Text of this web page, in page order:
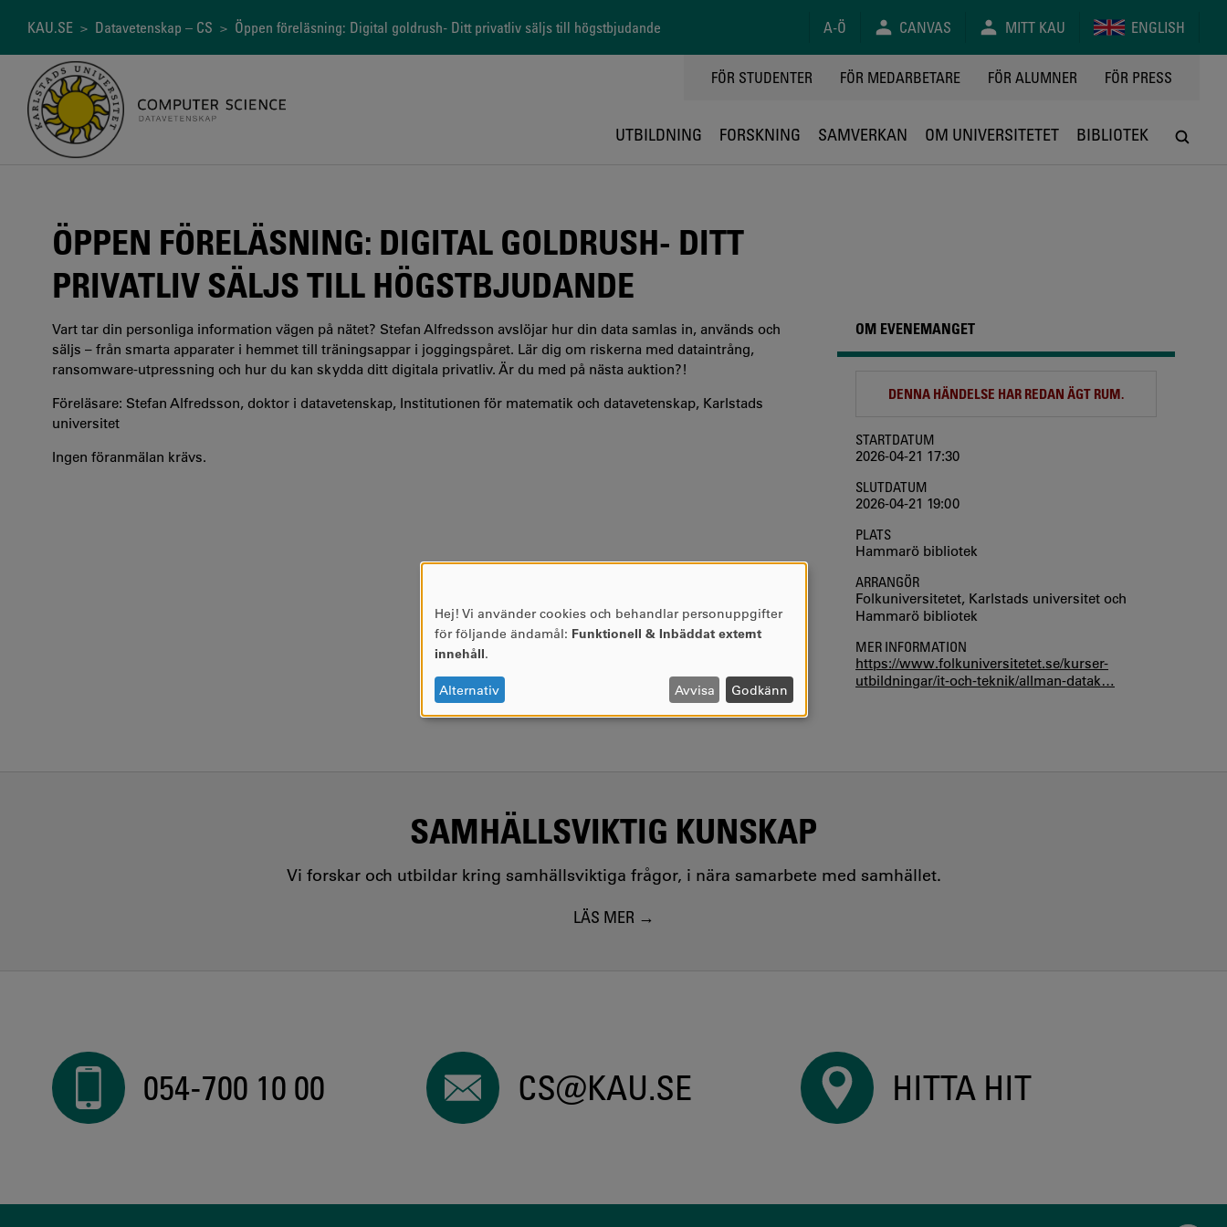
Länkstig
KAU.SE > Datavetenskap – CS > Öppen föreläsning: Digital goldrush- Ditt privatliv säljs till högstbjudande A-Ö CANVAS MITT KAU ENGLISH
TOPPMENY
FÖR STUDENTER FÖR MEDARBETARE FÖR ALUMNER FÖR PRESS
UTBILDNING FORSKNING SAMVERKAN OM UNIVERSITETET BIBLIOTEK
ÖPPEN FÖRELÄSNING: DIGITAL GOLDRUSH- DITT
PRIVATLIV SÄLJS TILL HÖGSTBJUDANDE
Vart tar din personliga information vägen på nätet? Stefan Alfredsson avslöjar hur din data samlas in, används och
säljs – från smarta apparater i hemmet till träningsappar i joggingspåret. Lär dig om riskerna med dataintrång,
ransomware-utpressning och hur du kan skydda ditt digitala privatliv. Är du med på nästa auktion?!
Föreläsare: Stefan Alfredsson, doktor i datavetenskap, Institutionen för matematik och datavetenskap, Karlstads
universitet
Ingen föranmälan krävs.
OM EVENEMANGET
DENNA HÄNDELSE HAR REDAN ÄGT RUM.
STARTDATUM
2026-04-21 17:30
SLUTDATUM
2026-04-21 19:00
PLATS
Hammarö bibliotek
ARRANGÖR
Folkuniversitetet, Karlstads universitet och
Hammarö bibliotek
MER INFORMATION
https://www.folkuniversitetet.se/kurser-
utbildningar/it-och-teknik/allman-datak…
SAMHÄLLSVIKTIG KUNSKAP
Vi forskar och utbildar kring samhällsviktiga frågor, i nära samarbete med samhället.
LÄS MER
054-700 10 00 CS@KAU.SE HITTA HIT
ANVÄNDNING
AV
OCH
COOKIES
Hej! Vi använder cookies och behandlar personuppgifter
för följande ändamål: Funktionell & Inbäddat externt
innehåll.
Alternativ Avvisa Godkänn